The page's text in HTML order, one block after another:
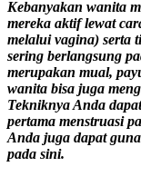
Kebanyakan wanita
mereka aktif lewat
melalui vagina) serta
sering berlangsung
merupakan mual,
wanita bisa juga
Tekniknya Anda
pertama menstruasi
Anda juga dapat
pada sini.